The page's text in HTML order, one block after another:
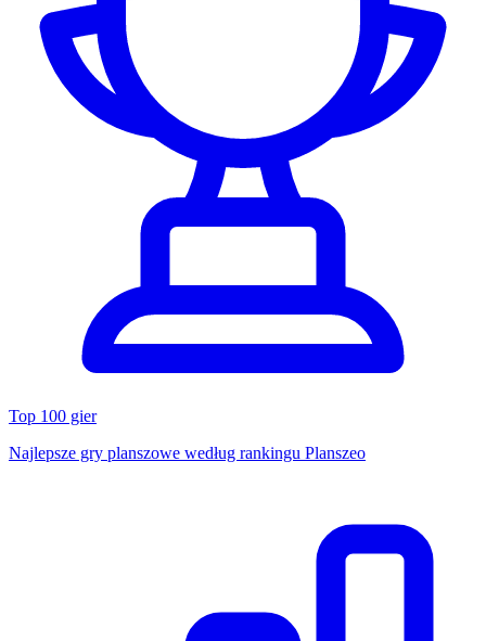
Top 100 gier
Najlepsze gry planszowe według rankingu Planszeo